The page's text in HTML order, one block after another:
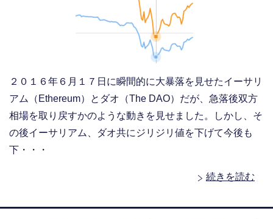
２０１６年６月１７日に瞬間的に大暴落を見せたイーサリ
アム（Ethereum）とダオ（The DAO）だが、急落後双方
相場を取り戻すかのような動きを見せました。しかし、そ
の後イーサリアム、ダオ共にジリジリ値を下げて今後も
下・・・
続きを読む